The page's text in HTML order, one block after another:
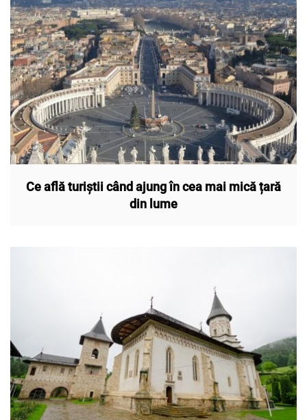
Ce află turiștii când ajung în cea mai mică țară
din lume